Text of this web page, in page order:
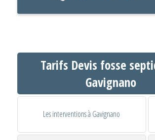
Tarifs Devis fosse
Gavignano
Les interventions à Gavignano